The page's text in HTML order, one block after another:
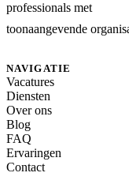
professionals met
toonaangevende
NAVIGATIE
Vacatures
Diensten
Over ons
Blog
FAQ
Ervaringen
Contact